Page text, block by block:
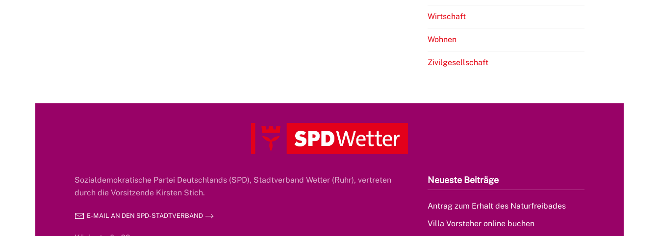
Wirtschaft
Wohnen
Zivilgesellschaft
Sozialdemokratische Partei Deutschlands (SPD), Stadtverband Wetter (Ruhr), vertreten
durch die Vorsitzende Kirsten Stich.
E-MAIL AN DEN SPD-STADTVERBAND
Neueste Beiträge
Antrag zum Erhalt des Naturfreibades
Villa Vorsteher online buchen